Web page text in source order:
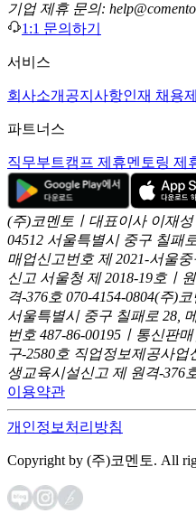
기업 제휴 문의:
1:1 문의하기
서비스
회사소개 공지사항인재 채용
파트너스
직무부트캠프 제휴멘토링 제
(주)코멘토ㅣ대표이사 이재
04512 서울특별시 중구 칠패
매업신고번호 제 2021-서울
신고 서울청 제 2018-19호ㅣ
격-376호 070-4154-0804(주)코
서울특별시 중구 칠패로 28,
번호 487-86-00195ㅣ통신판
구-2580호 직업정보제공사업
생교육시설신고 제 원격-376
이용약관
개인정보처리방침
Copyright by (주)코멘토. All